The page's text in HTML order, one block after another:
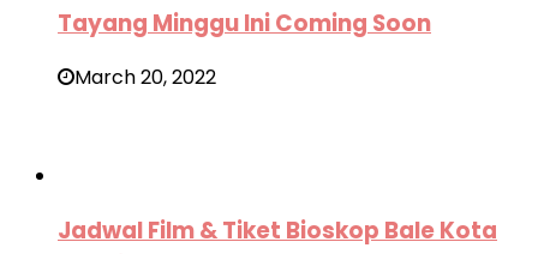
Tayang Minggu Ini Coming Soon
March 20, 2022
Jadwal Film & Tiket Bioskop Bale Kota